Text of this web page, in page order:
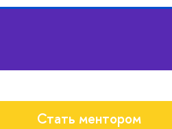
Стать ментором